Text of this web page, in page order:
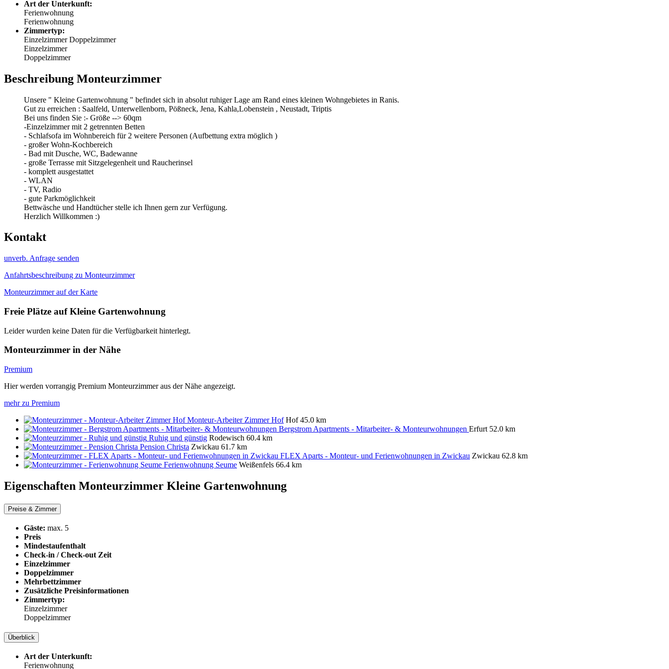
Art der Unterkunft:
Ferienwohnung
Ferienwohnung
Zimmertyp:
EinzelzimmerDoppelzimmer
Einzelzimmer
Doppelzimmer
Beschreibung Monteurzimmer
Unsere " Kleine Gartenwohnung " befindet sich in absolut ruhiger Lage am Rand eines kleinen Wohngebietes in Ranis.
Gut zu erreichen : Saalfeld, Unterwellenborn, Pößneck, Jena, Kahla,Lobenstein , Neustadt, Triptis
Bei uns finden Sie :- Größe --> 60qm
-Einzelzimmer mit 2 getrennten Betten
- Schlafsofa im Wohnbereich für 2 weitere Personen (Aufbettung extra möglich )
- großer Wohn-Kochbereich
- Bad mit Dusche, WC, Badewanne
- große Terrasse mit Sitzgelegenheit und Raucherinsel
- komplett ausgestattet
- WLAN
- TV, Radio
- gute Parkmöglichkeit
Bettwäsche und Handtücher stelle ich Ihnen gern zur Verfügung.
Herzlich Willkommen :)
Kontakt
unverb. Anfrage senden
Anfahrtsbeschreibung zu Monteurzimmer
Monteurzimmer auf der Karte
Freie Plätze auf Kleine Gartenwohnung
Leider wurden keine Daten für die Verfügbarkeit hinterlegt.
Monteurzimmer in der Nähe
Premium
Hier werden vorrangig Premium Monteurzimmer aus der Nähe angezeigt.
mehr zu Premium
Monteur-Arbeiter Zimmer Hof Hof 45.0 km
Bergstrom Apartments - Mitarbeiter- & Monteurwohnungen Erfurt 52.0 km
Ruhig und günstig Rodewisch 60.4 km
Pension Christa Zwickau 61.7 km
FLEX Aparts - Monteur- und Ferienwohnungen in Zwickau Zwickau 62.8 km
Ferienwohnung Seume Weißenfels 66.4 km
Eigenschaften Monteurzimmer Kleine Gartenwohnung
Preise & Zimmer
Gäste: max. 5
Preis
Mindestaufenthalt
Check-in / Check-out Zeit
Einzelzimmer
Doppelzimmer
Mehrbettzimmer
Zusätzliche Preisinformationen
Zimmertyp:
Einzelzimmer
Doppelzimmer
Überblick
Art der Unterkunft:
Ferienwohnung